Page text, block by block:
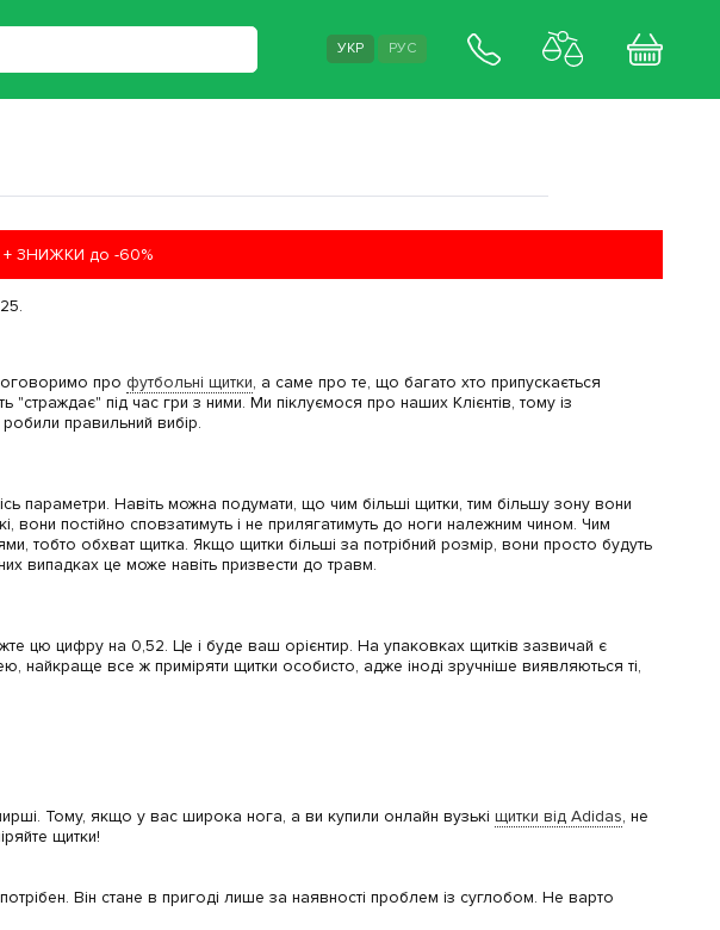
ЗНИЖКИ до -60%
про футбольні щитки, а саме про те, що багато хто припускається
"страждає" під час гри з ними. Ми піклуємося про наших Клієнтів, тому із
правильний вибір.
параметри. Навіть можна подумати, що чим більші щитки, тим більшу зону вони
постійно сповзатимуть і не прилягатимуть до ноги належним чином. Чим
тобто обхват щитка. Якщо щитки більші за потрібний розмір, вони просто будуть
випадках це може навіть призвести до травм.
цю цифру на 0,52. Це і буде ваш орієнтир. На упаковках щитків зазвичай є
найкраще все ж приміряти щитки особисто, адже іноді зручніше виявляються ті,
Тому, якщо у вас широка нога, а ви купили онлайн вузькіщитки від Adidas, не
щитки!
Він стане в пригоді лише за наявності проблем із суглобом. Не варто
УКР РУС